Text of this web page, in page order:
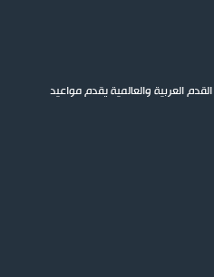
العربية والعالمية يقدم مواعيد